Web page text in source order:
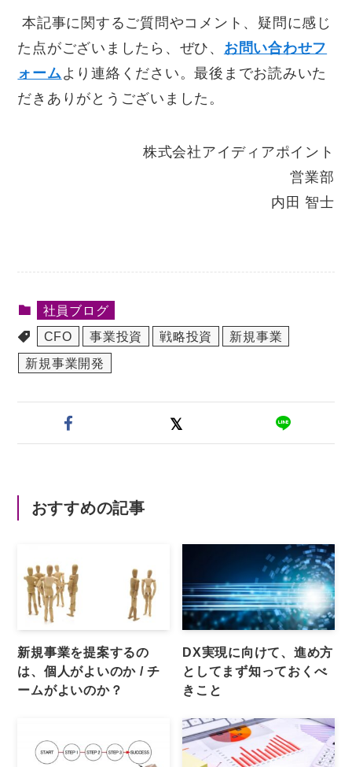
本記事に関するご質問やコメント、疑問に感じ
た点がございましたら、ぜひ、 お問い合わせフ
ォームより連絡ください。最後までお読みいた
だきありがとうございました。
株式会社アイディアポイント
営業部
内田 智士
社員ブログ
CFO
事業投資 戦略投資
新規事業
新規事業開発
おすすめの記事
新規事業を提案するの
は、個人がよいのか / チ
ームがよいのか？
DX実現に向けて、進め方
としてまず知っておくべ
きこと